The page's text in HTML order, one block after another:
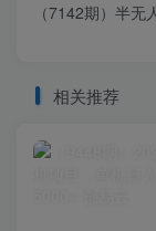
（7142期）半
相关推荐